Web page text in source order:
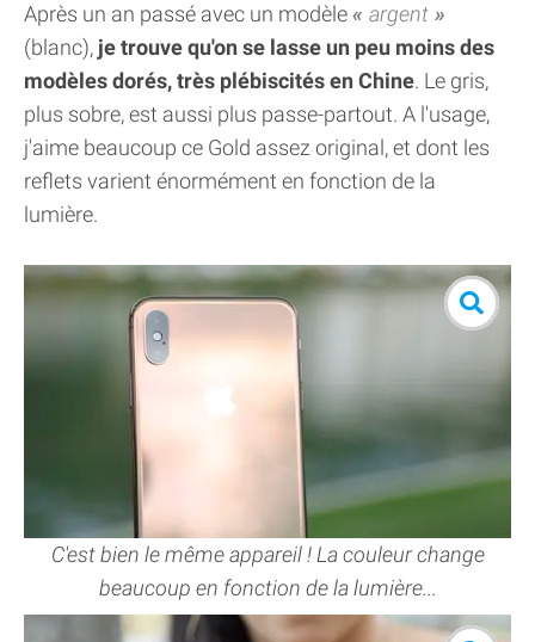
Après un an passé avec un modèle
argent
(blanc), je trouve qu'on se lasse un peu moins des
modèles dorés, très plébiscités en Chine. Le gris,
plus sobre, est aussi plus passe-partout. A l'usage,
j'aime beaucoup ce Gold assez original, et dont les
reflets varient énormément en fonction de la
lumière.
C'est bien le même appareil ! La couleur change
beaucoup en fonction de la lumière...